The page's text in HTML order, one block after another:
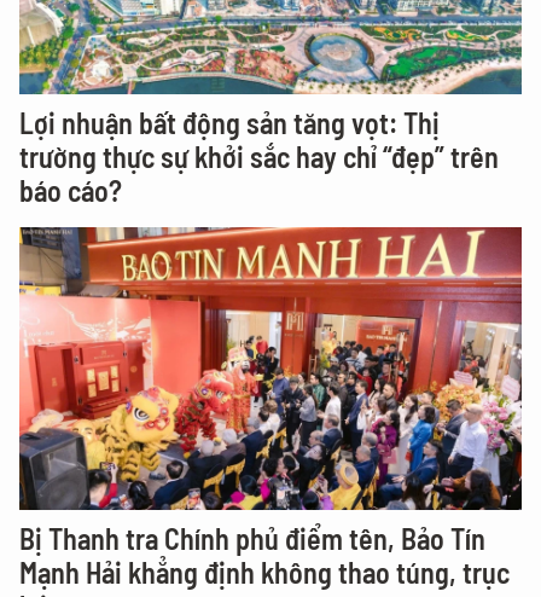
Lợi nhuận bất động sản tăng vọt: Thị
trường thực sự khởi sắc hay chỉ “đẹp” trên
báo cáo?
Bị Thanh tra Chính phủ điểm tên, Bảo Tín
Mạnh Hải khẳng định không thao túng, trục